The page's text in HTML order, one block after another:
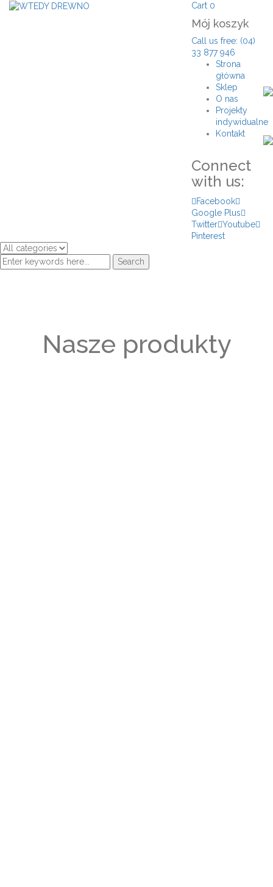
Cart 0
Mój koszyk
Call us free: (04)
33 877 946
Strona
główna
Sklep
O nas
Projekty
indywidualne
Kontakt
Connect
with us:
Facebook
Google Plus
Twitter Youtube
Pinterest
Search
Nasze produkty